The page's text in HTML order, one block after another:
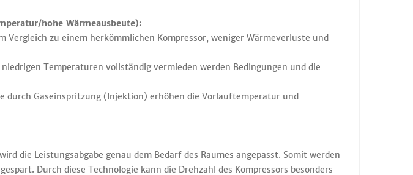
hohe Wärmeausbeute):
zu einem herkömmlichen Kompressor, weniger Wärmeverluste und
Temperaturen vollständig vermieden werden Bedingungen und die
durch Gaseinspritzung (Injektion) erhöhen die Vorlauftemperatur und
die Leistungsabgabe genau dem Bedarf des Raumes angepasst. Somit werden
Durch diese Technologie kann die Drehzahl des Kompressors besonders